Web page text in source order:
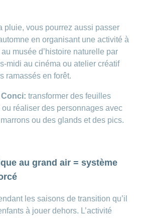
pluie, vous pourrez aussi passer
en organisant une activité à
musée d’histoire naturelle par
midi au cinéma ou atelier créatif
ramassés en forêt.
Conci: transformer des feuilles
ou réaliser des personnages avec
ou des glands et des pics.
au grand air = système
les saisons de transition qu’il
à jouer dehors. L’activité